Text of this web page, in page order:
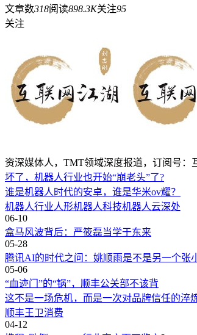
文章数318阅读898.3K关注95
关注
资深媒体人，TMT领域深度报道，订阅号：
坏了，机器人行业也开始“崩老头”了?
谁是机器人时代的安卓，谁是华米ov耀？
机器人行业人形机器人科技机器人云深处
06-10
盒马风波背后：严筱磊当学于东来
05-28
腾讯AI的时代之问：姚顺雨是不是另一个张
05-06
“血迹门”的“锅”，顺丰公关部不该背
这不是一场危机，而是一次对品牌信任的淬炼
顺丰王卫消费
04-12